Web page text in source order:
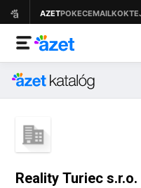
Reality Turiec s.r.o.